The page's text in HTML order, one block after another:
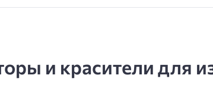
и красители для